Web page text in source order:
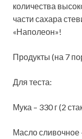
количества
части сахара
«Наполеон»!
Продукты (на 7
Для теста:
Мука – 330 г (2
Масло сливочное